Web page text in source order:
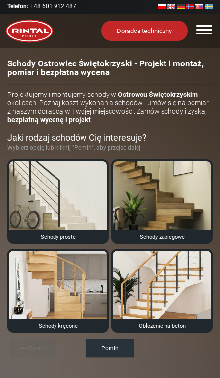
Telefon: +48 601 912 487
Doradca techniczny
Schody Ostrowiec Świętokrzyski - Projekt i montaż,
pomiar i bezpłatna wycena
Projektujemy i montujemy schody w Ostrowcu Świętokrzyskim i
okolicach. Poznaj koszt wykonania schodów i umów się na pomiar
z naszym doradcą w Twojej miejscowości. Zamów schody i zyskaj
bezpłatną wycenę i projekt
Jaki rodzaj schodów Cię interesuje?
Wybierz opcję lub kliknij "Pomiń", aby przejść dalej
Schody proste Schody zabiegowe
Schody kręcone Obłożenie na beton
Pomiń